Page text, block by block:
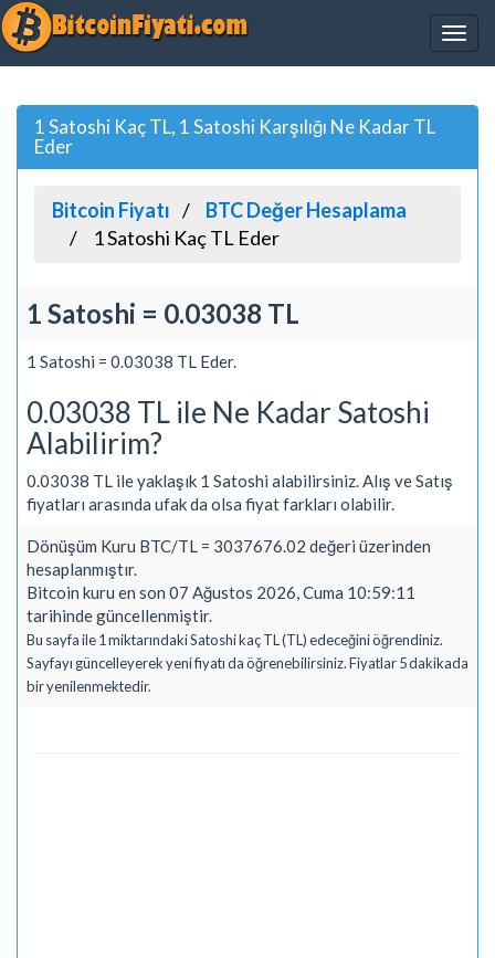
1 Satoshi Kaç TL, 1 Satoshi Karşılığı Ne Kadar TL
Eder
Bitcoin Fiyatı
BTC Değer Hesaplama
1 Satoshi Kaç TL Eder
1 Satoshi = 0.03038 TL
1 Satoshi = 0.03038 TL Eder.
0.03038 TL ile Ne Kadar Satoshi
Alabilirim?
0.03038 TL ile yaklaşık 1 Satoshi alabilirsiniz. Alış ve Satış
fiyatları arasında ufak da olsa fiyat farkları olabilir.
Dönüşüm Kuru BTC/TL = 3037676.02 değeri üzerinden
hesaplanmıştır.
Bitcoin kuru en son 07 Ağustos 2026, Cuma 10:59:11
tarihinde güncellenmiştir.
Bu sayfa ile 1 miktarındaki Satoshi kaç TL (TL) edeceğini öğrendiniz.
Sayfayı güncelleyerek yeni fiyatı da öğrenebilirsiniz. Fiyatlar 5 dakikada
bir yenilenmektedir.